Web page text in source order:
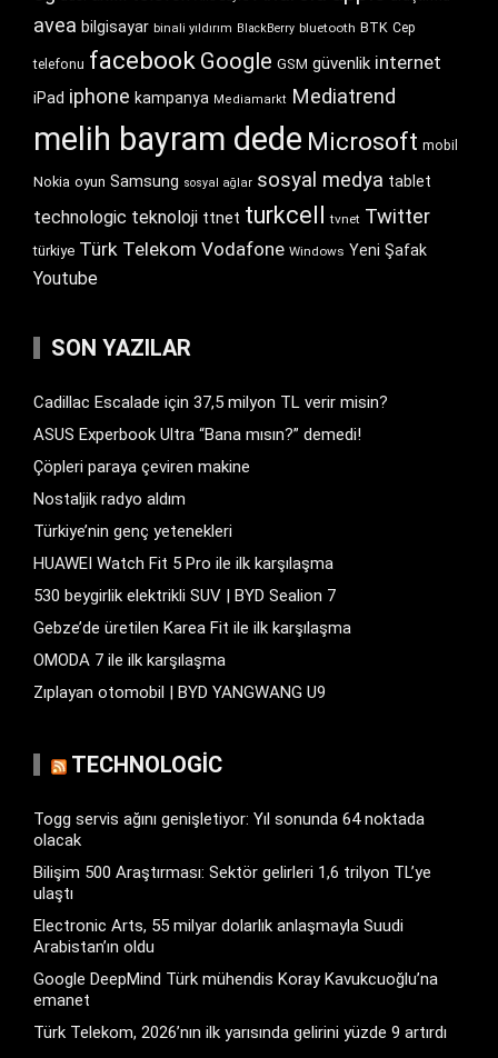
avea bilgisayar binali yıldırım BlackBerry bluetooth BTK Cep
telefonu facebook Google GSM güvenlik internet
iPad iphone kampanya Mediamarkt Mediatrend
melih bayram dede Microsoft mobil
Nokia oyun Samsung sosyal ağlar sosyal medya tablet
technologic teknoloji ttnet turkcell tvnet Twitter
türkiye Türk Telekom Vodafone Windows Yeni Şafak
Youtube
SON YAZILAR
Cadillac Escalade için 37,5 milyon TL verir misin?
ASUS Experbook Ultra “Bana mısın?” demedi!
Çöpleri paraya çeviren makine
Nostaljik radyo aldım
Türkiye’nin genç yetenekleri
HUAWEI Watch Fit 5 Pro ile ilk karşılaşma
530 beygirlik elektrikli SUV | BYD Sealion 7
Gebze’de üretilen Karea Fit ile ilk karşılaşma
OMODA 7 ile ilk karşılaşma
Zıplayan otomobil | BYD YANGWANG U9
TECHNOLOGIC
Togg servis ağını genişletiyor: Yıl sonunda 64 noktada
olacak
Bilişim 500 Araştırması: Sektör gelirleri 1,6 trilyon TL’ye
ulaştı
Electronic Arts, 55 milyar dolarlık anlaşmayla Suudi
Arabistan’ın oldu
Google DeepMind Türk mühendis Koray Kavukcuoğlu’na
emanet
Türk Telekom, 2026’nın ilk yarısında gelirini yüzde 9 artırdı